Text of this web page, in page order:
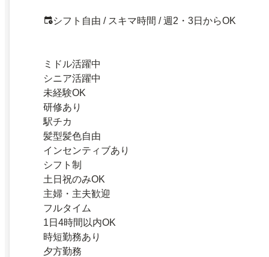
シフト自由 / スキマ時間 / 週2・3日からOK
ミドル活躍中
シニア活躍中
未経験OK
研修あり
駅チカ
髪型髪色自由
インセンティブあり
シフト制
土日祝のみOK
主婦・主夫歓迎
フルタイム
1日4時間以内OK
時短勤務あり
夕方勤務